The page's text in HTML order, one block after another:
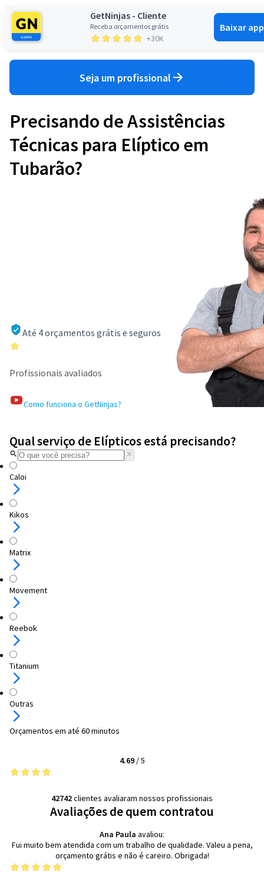
GetNinjas - Cliente
Receba orçamentos grátis
+30K
Baixar app
Seja um profissional
Precisando de Assistências
Técnicas para Elíptico em
Tubarão?
Até 4 orçamentos grátis e seguros
Profissionais avaliados
Como funciona o GetNinjas?
Qual serviço de Elípticos está precisando?
Caloi
Kikos
Matrix
Movement
Reebok
Titanium
Outras
Orçamentos em até 60 minutos
4.69/5
42742clientes avaliaram nossos profissionais
Avaliações de quem contratou
Ana Paula avaliou:
Fui muito bem atendida com um trabalho de qualidade. Valeu a pena,
orçamento grátis e não é careiro. Obrigada!